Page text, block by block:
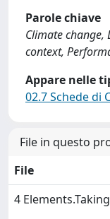
Parole chiave
Climate change,
context,
Appare nelle
02.7 Schede di
File in questo
File
4